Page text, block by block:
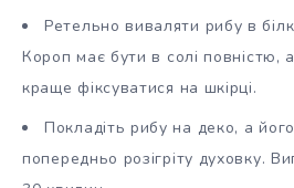
Ретельно виваляти рибу в
Короп має бути в солі повністю,
краще фіксуватися на шкірці.
Покладіть рибу на деко, а
попередньо розігріту духовку.